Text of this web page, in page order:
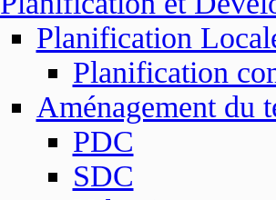
Planification
Planification
Aménagement du
PDC
SDC